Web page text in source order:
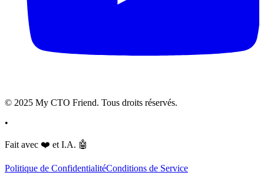
© 2025 My CTO Friend. Tous droits réservés.
•
Fait avec ❤️ et I.A. 🤖
Politique de ConfidentialitéConditions de Service